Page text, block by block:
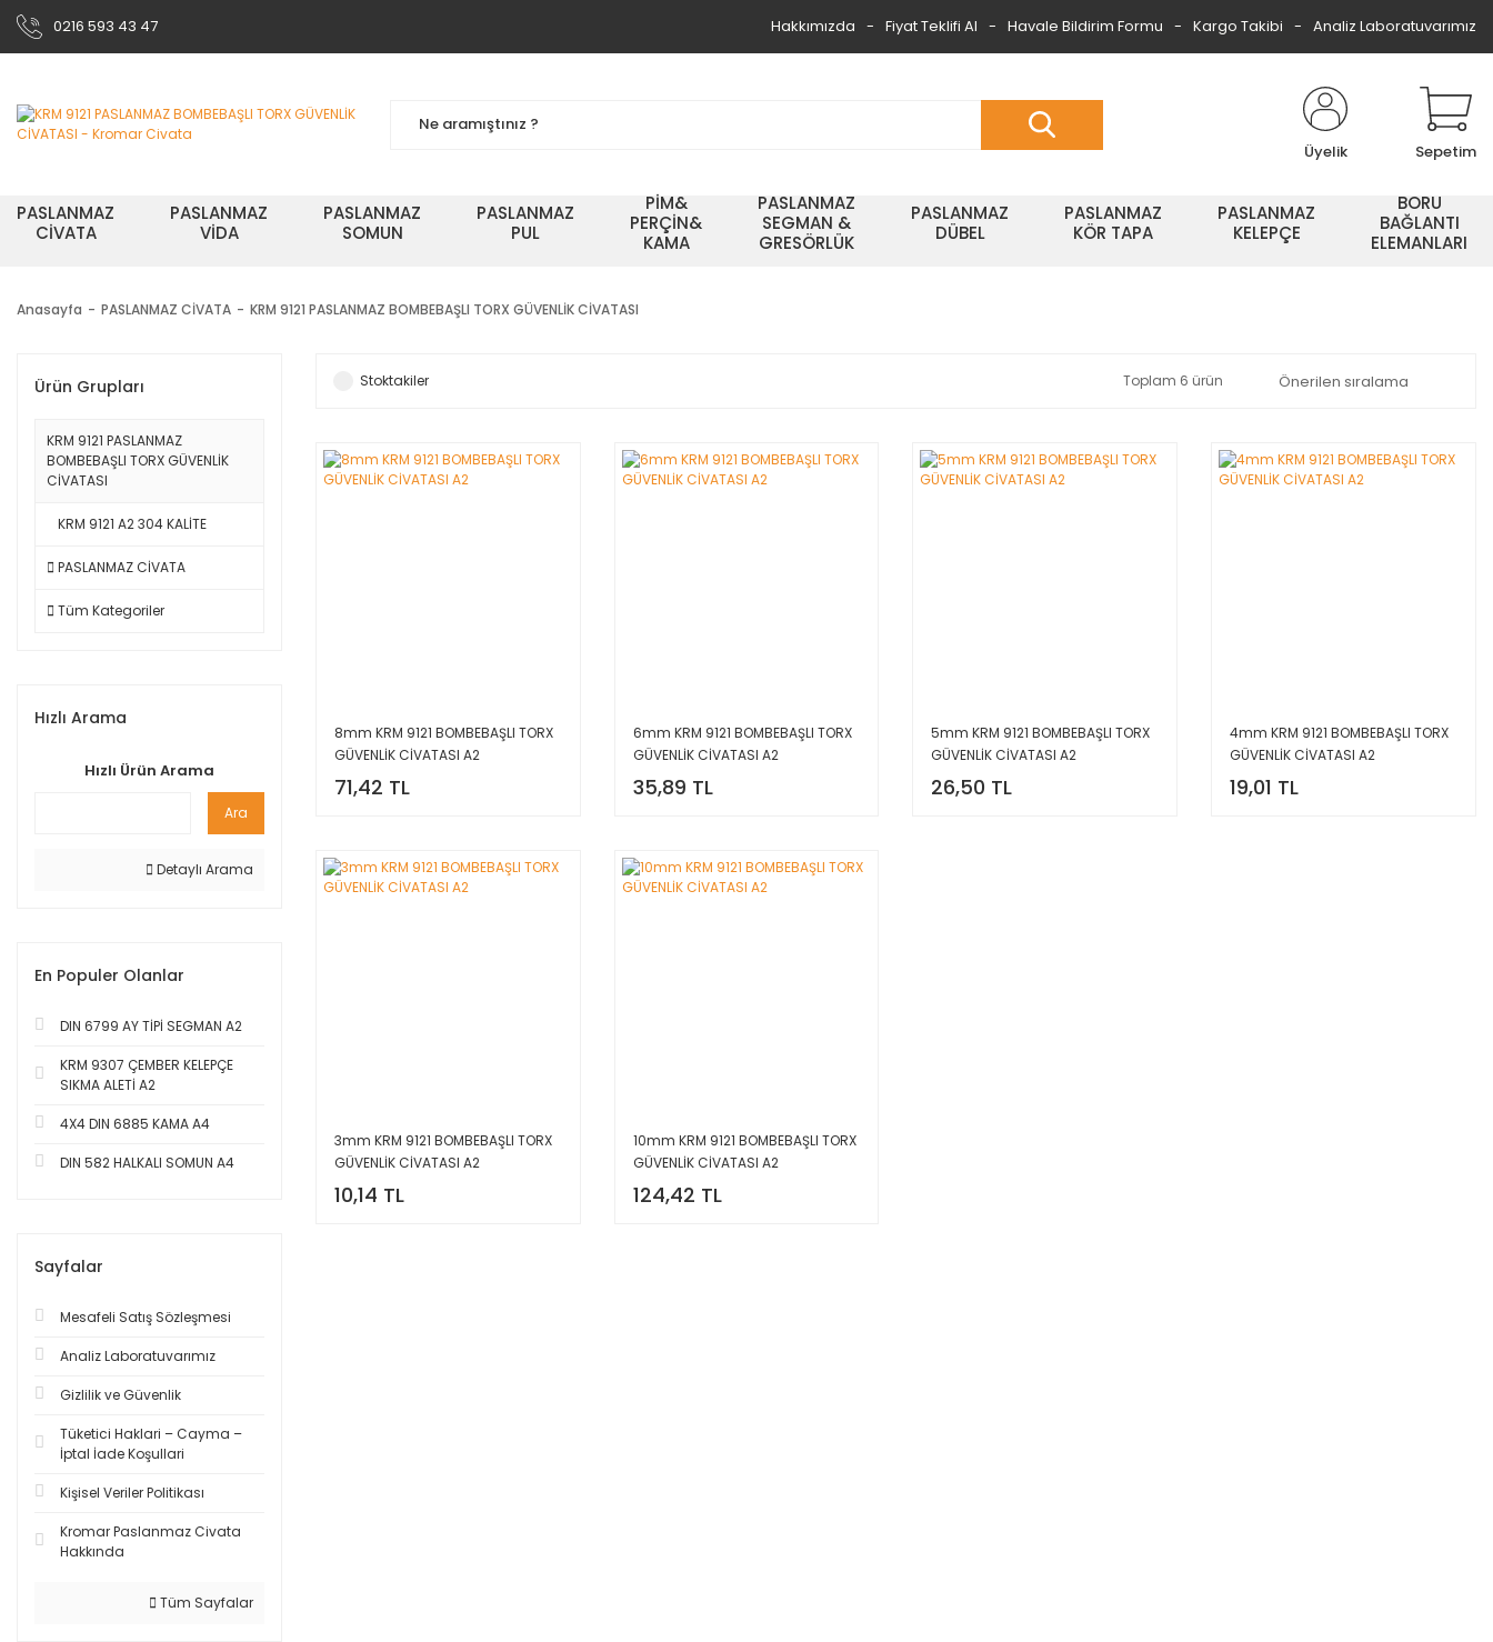
0216 593 43 47 Hakkımızda Fiyat Teklifi Al Havale Bildirim Formu Kargo Takibi Analiz Laboratuvarımız
Üyelik Sepetim
PASLANMAZ
CİVATA
PASLANMAZ
VİDA
PASLANMAZ
SOMUN
PASLANMAZ
PUL
PİM&
PERÇİN&
KAMA
PASLANMAZ
SEGMAN &
GRESÖRLÜK
PASLANMAZ
DÜBEL
PASLANMAZ
KÖR TAPA
PASLANMAZ
KELEPÇE
BORU
BAĞLANTI
ELEMANLARI
Anasayfa PASLANMAZ CİVATA KRM 9121 PASLANMAZ BOMBEBAŞLI TORX GÜVENLİK CİVATASI
Ürün Grupları
KRM 9121 PASLANMAZ
BOMBEBAŞLI TORX GÜVENLİK
CİVATASI
KRM 9121 A2 304 KALİTE
PASLANMAZ CİVATA
Tüm Kategoriler
Hızlı Arama
Hızlı Ürün Arama
Ara
Detaylı Arama
En Populer Olanlar
DIN 6799 AY TİPİ SEGMAN A2
KRM 9307 ÇEMBER KELEPÇE
SIKMA ALETİ A2
4X4 DIN 6885 KAMA A4
DIN 582 HALKALI SOMUN A4
Sayfalar
Mesafeli Satış Sözleşmesi
Analiz Laboratuvarımız
Gizlilik ve Güvenlik
Tüketici Haklari – Cayma –
İptal İade Koşullari
Kişisel Veriler Politikası
Kromar Paslanmaz Civata
Hakkında
Tüm Sayfalar
Stoktakiler Toplam 6 ürün
8mm KRM 9121 BOMBEBAŞLI TORX
GÜVENLİK CİVATASI A2
71,42 TL
6mm KRM 9121 BOMBEBAŞLI TORX
GÜVENLİK CİVATASI A2
35,89 TL
5mm KRM 9121 BOMBEBAŞLI TORX
GÜVENLİK CİVATASI A2
26,50 TL
4mm KRM 9121 BOMBEBAŞLI TORX
GÜVENLİK CİVATASI A2
19,01 TL
3mm KRM 9121 BOMBEBAŞLI TORX
GÜVENLİK CİVATASI A2
10,14 TL
10mm KRM 9121 BOMBEBAŞLI TORX
GÜVENLİK CİVATASI A2
124,42 TL